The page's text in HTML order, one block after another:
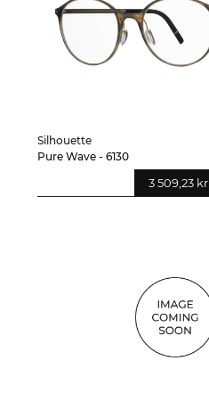
Silhouette
Pure Wave - 6130
3 509,23 kr